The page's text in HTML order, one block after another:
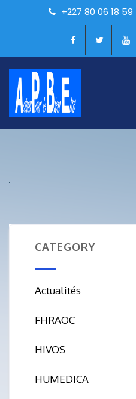
+227 80 06 18 59
CATEGORY
Actualités
FHRAOC
HIVOS
HUMEDICA